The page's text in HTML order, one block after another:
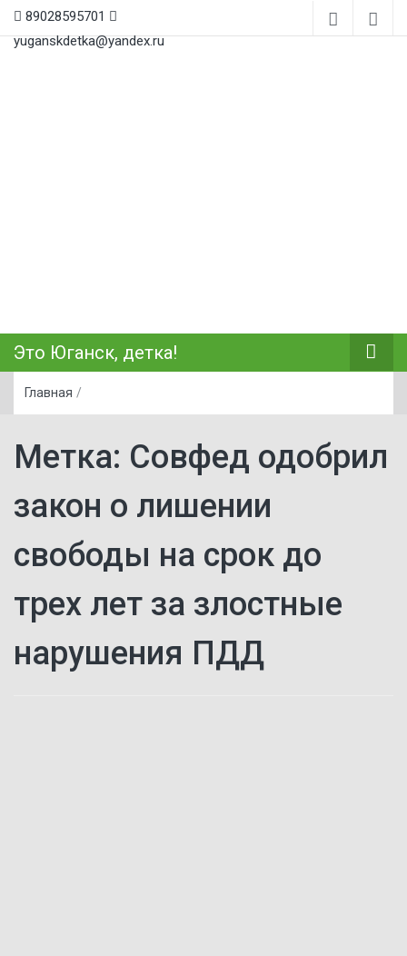
89028595701
yuganskdetka@yandex.ru
Это Юганск, детка!
Главная /
Метка: Совфед одобрил
закон о лишении
свободы на срок до
трех лет за злостные
нарушения ПДД